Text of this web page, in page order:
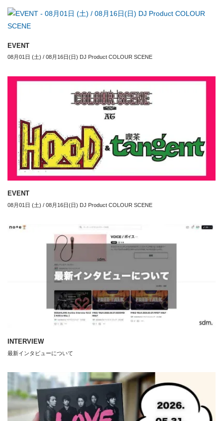
EVENT
08月01日 (土) / 08月16日(日) DJ Product COLOUR SCENE
EVENT
08月01日 (土) / 08月16日(日) DJ Product COLOUR SCENE
INTERVIEW
最新インタビューについて